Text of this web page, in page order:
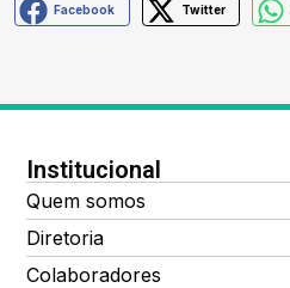
Facebook Twitter
Institucional
Quem somos
Diretoria
Colaboradores